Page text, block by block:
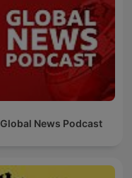
Global News Podcast